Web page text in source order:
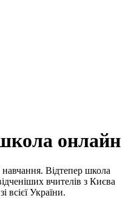
онлайн
Відтепер школа
вчителів з Києва
всієї України.